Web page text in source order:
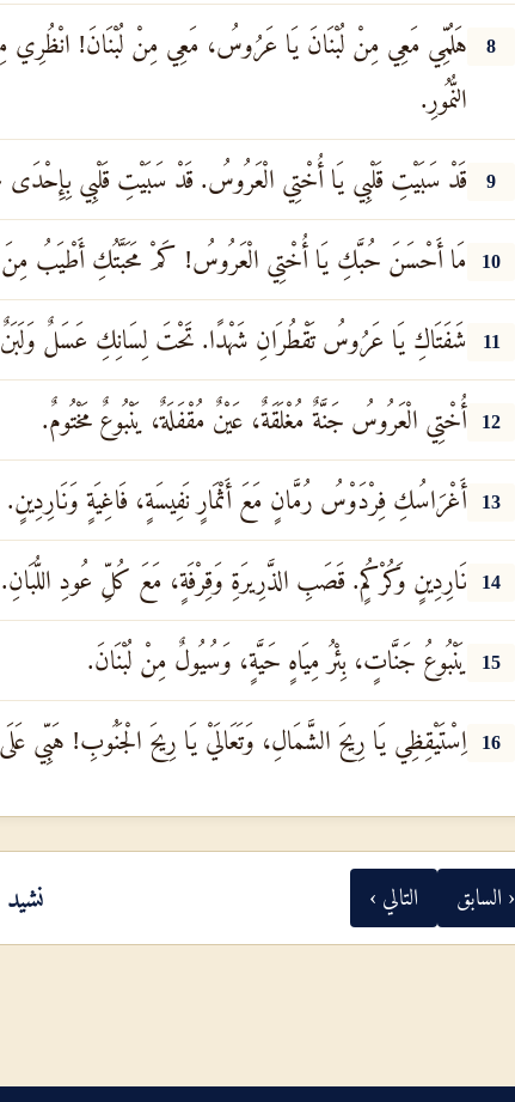
8
هَلُمِّي مَعِي مِنْ لُبْنَانَ يَا عَرُوسُ، مَعِي مِنْ لُبْنَانَ!
النُّمُورِ.
9 قَدْ سَبَيْتِ قَلْبِي يَا أُخْتِي الْعَرُوسُ. قَدْ سَبَيْتِ قَلْبِي
10 مَا أَحْسَنَ حُبَّكِ يَا أُخْتِي الْعَرُوسُ! كَمْ مَحَبَّتُكِ أَطْيَبُ مِنَ
11 شَفَتَاكِ يَا عَرُوسُ تَقْطُرَانِ شَهْدًا. تَحْتَ لِسَانِكِ عَسَلٌ وَلَبَنٌ،
12 أُخْتِي الْعَرُوسُ جَنَّةٌ مُغْلَقَةٌ، عَيْنٌ مُقْفَلَةٌ، يَنْبُوعٌ مَخْتُومٌ.
13 أَغْرَاسُكِ فِرْدَوْسُ رُمَّانٍ مَعَ أَثْمَارٍ نَفِيسَةٍ، فَاغِيَةٍ وَنَارِدِينٍ.
14 نَارِدِينٍ وَكُرْكُمٍ. قَصَبِ الذَّرِيرَةِ وَقِرْفَةٍ، مَعَ كُلِّ عُودِ
15 يَنْبُوعُ جَنَّاتٍ، بِئْرُ مِيَاهٍ حَيَّةٍ، وَسُيُولٌ مِنْ لُبْنَانَ.
16 اِسْتَيْقِظِي يَا رِيحَ الشَّمَالِ، وَتَعَالَيْ يَا رِيحَ الْجَنُوبِ! هَبِّي
‹ السابق التالي ›